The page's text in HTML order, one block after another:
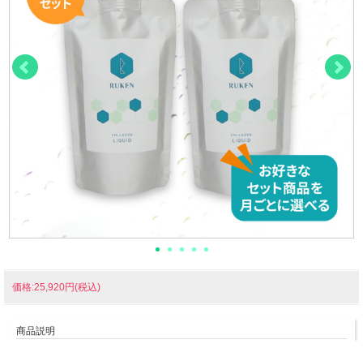
価格:25,920円(税込)
商品説明